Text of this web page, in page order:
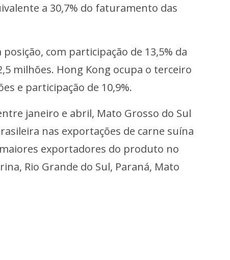
a 30,7% do faturamento das
com participação de 13,5% da
milhões. Hong Kong ocupa o terceiro
e participação de 10,9%.
janeiro e abril, Mato Grosso do Sul
nas exportações de carne suína
exportadores do produto no
Rio Grande do Sul, Paraná, Mato